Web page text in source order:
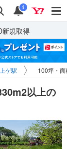
検索 通知
i
新規取得
上ゲ駅 100坪・
以上の